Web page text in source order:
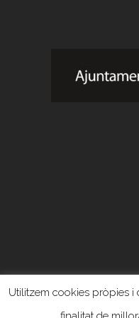
Utilitzem cookies pròpies i